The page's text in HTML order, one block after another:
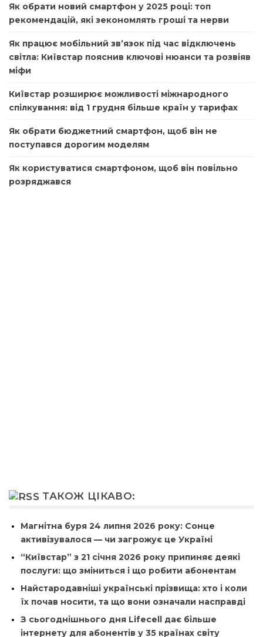
Як обрати новий смартфон у 2025 році: топ
рекомендацій, які зекономлять гроші та нерви
Як працює мобільний зв’язок під час відключень
світла: Київстар пояснив ключові нюанси та розвіяв
міфи
Київстар розширює можливості міжнародного
спілкування: від 1 грудня більше країн у тарифах
Як обрати бюджетний смартфон, щоб він не
поступався дорогим моделям
Як користуватися смартфоном, щоб він повільно
розряджався
ТАКОЖ ЦІКАВО:
Магнітна буря 24 липня 2026 року: Сонце
активізувалося — чи загрожує це Україні
“Київстар” з 21 січня 2026 року припиняє деякі
послуги: що зміниться і що робити абонентам
Найстародавніші українські прізвища: хто і коли
їх почав носити, та що вони означали насправді
З сьогоднішнього дня Lifecell дає більше
інтернету для абонентів у 35 країнах світу